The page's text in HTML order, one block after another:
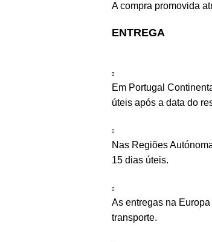
A compra promovida
ENTREGA
Em Portugal
úteis após a data do
Nas Regiões
15 dias úteis.
As entregas na
transporte.